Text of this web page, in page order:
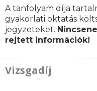
A tanfolyam díja
gyakorlati oktatás
jegyzeteket.
rejtett információk!
Vizsgadíj